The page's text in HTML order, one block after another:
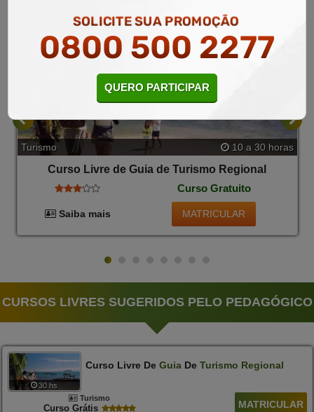
Turismo 10 a 30 horas
Curso Livre de Guia de Turismo Regional
Curso Gratuito
Saiba mais MATRICULAR
CURSOS LIVRES SUGERIDOS PELO PEDAGÓGICO
30 hs
Curso Livre De GuiaDe Turismo Regional
Turismo
Curso Grátis MATRICULAR
SOLICITE SUA PROMOÇÃO
0800 500 2277
QUERO PARTICIPAR